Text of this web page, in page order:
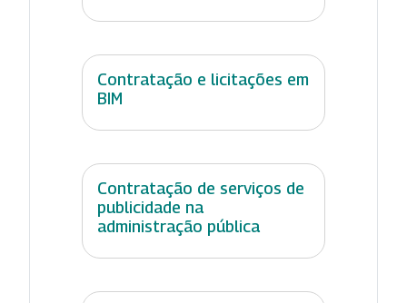
Contratação e licitações em
BIM
Contratação de serviços de
publicidade na
administração pública